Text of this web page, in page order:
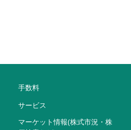
手数料
サービス
マーケット情報(株式市況・株